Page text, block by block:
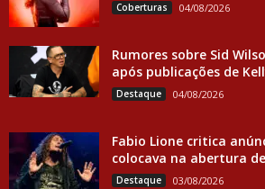
Coberturas 04/08/2026
Rumores sobre Sid
após publicações de
Destaque 04/08/2026
Fabio Lione critica
colocava na abertura
Destaque 03/08/2026